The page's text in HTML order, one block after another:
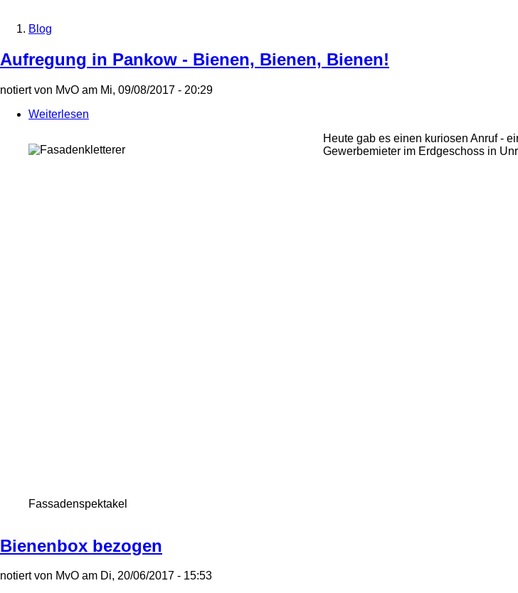
Blog
Aufregung in Pankow - Bienen, Bienen, Bienen!
notiert von MvO am Mi, 09/08/2017 - 20:29
Weiterlesen
Pankow
Fassadenspektakel
Heute gab es einen kuriosen Anruf -
Gewerbemieter im Erdgeschoss in
Bienenbox bezogen
notiert von MvO am Di, 20/06/2017 - 15:53